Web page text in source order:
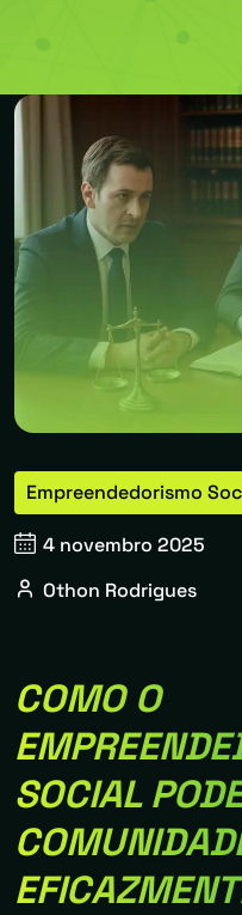
Empreendedorismo
4 novembro 2025
Othon Rodrigues
COMO O
SOCIAL